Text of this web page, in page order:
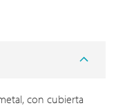
con cubierta